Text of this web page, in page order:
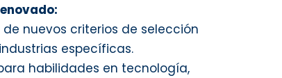
nuevos criterios de selección
específicas.
habilidades en tecnología,